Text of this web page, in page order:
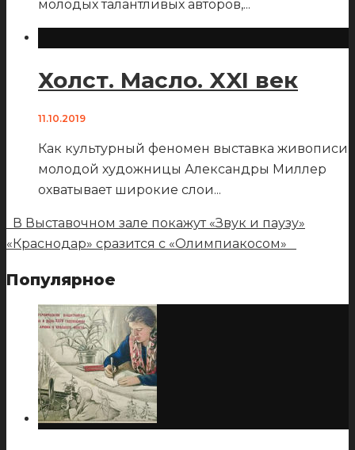
молодых талантливых авторов,...
Холст. Масло. XXI век
11.10.2019
Как культурный феномен выставка живописи
молодой художницы Александры Миллер
охватывает широкие слои...
В Выставочном зале покажут «Звук и паузу»
«Краснодар» сразится с «Олимпиакосом»
Популярное